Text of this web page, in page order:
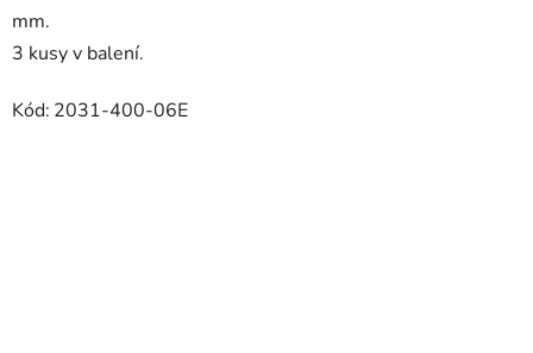
mm.
3 kusy v balení.
Kód: 2031-400-06E